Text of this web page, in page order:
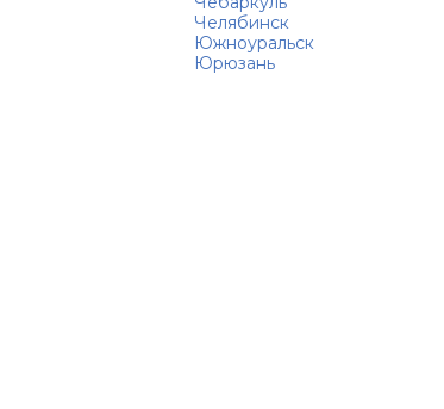
Челябинск
Южноуральск
Юрюзань